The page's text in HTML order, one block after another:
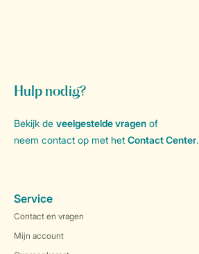
Hulp nodig?
Bekijk de veelgestelde vragen of
neem contact op met het Contact Center.
Service
Contact en vragen
Mijn account